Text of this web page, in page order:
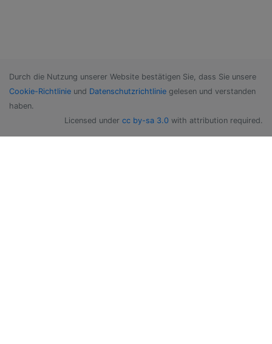
Durch die Nutzung unserer Website bestätigen Sie, dass Sie unsere
Cookie-Richtlinie und Datenschutzrichtlinie gelesen und verstanden
haben.
Licensed under cc by-sa 3.0 with attribution required.